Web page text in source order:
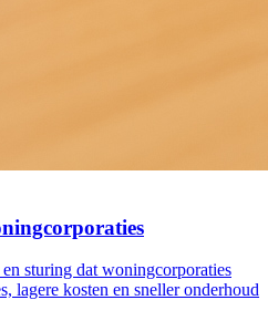
sturing dat woningcorporaties
lagere kosten en sneller onderhoud